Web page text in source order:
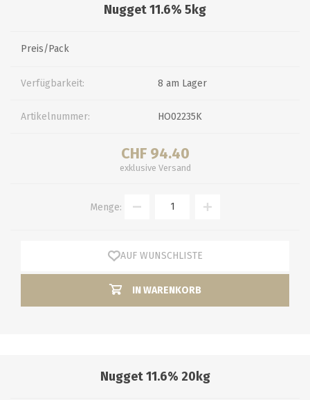
Nugget 11.6% 5kg
Preis/Pack
Verfügbarkeit: 8 am Lager
Artikelnummer: HO02235K
CHF 94.40
exklusive Versand
Menge:
AUF WUNSCHLISTE
IN WARENKORB
Nugget 11.6% 20kg